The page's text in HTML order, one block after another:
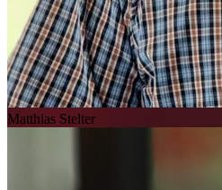
Matthias Stelter